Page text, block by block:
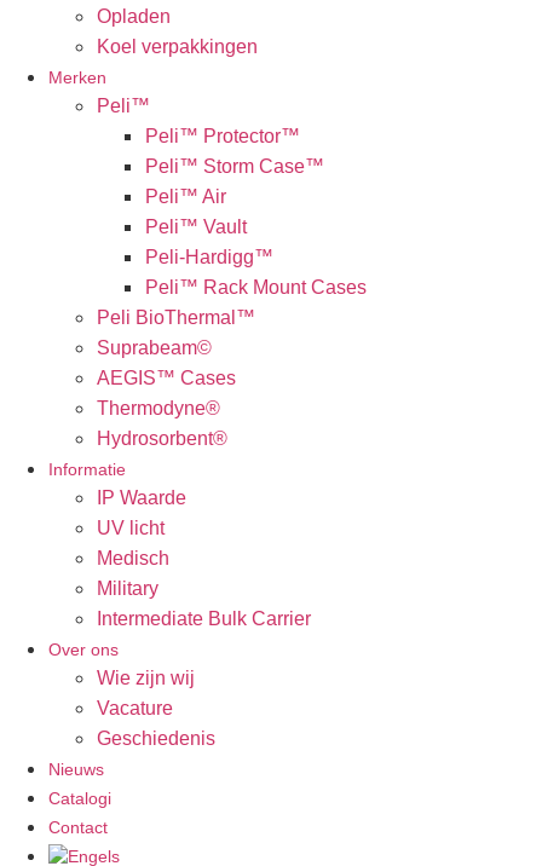
Opladen
Koel verpakkingen
Merken
Peli™
Peli™ Protector™
Peli™ Storm Case™
Peli™ Air
Peli™ Vault
Peli-Hardigg™
Peli™ Rack Mount Cases
Peli BioThermal™
Suprabeam©
AEGIS™ Cases
Thermodyne®
Hydrosorbent®
Informatie
IP Waarde
UV licht
Medisch
Military
Intermediate Bulk Carrier
Over ons
Wie zijn wij
Vacature
Geschiedenis
Nieuws
Catalogi
Contact